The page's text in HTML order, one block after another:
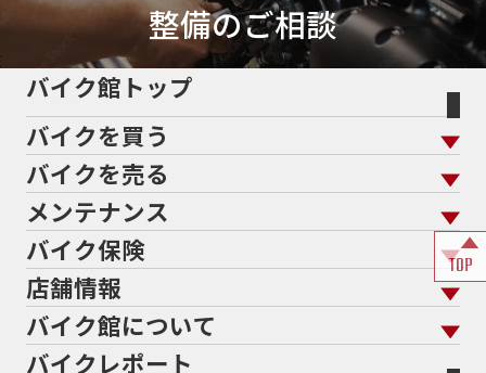
整備のご相談
バイク館トップ
バイクを買う
バイクを買う トップ
バイクを探す
メーカーから探す
色から探す
走行距離から探す
中古車から探す
バイクを売る
バイクを売る トップ
バイク館買取の強み
バイクを高く売るコツ
バイク買取の流れ
よくあるご質問
バイク買取強化車両
オンライン査定フォーム
メンテナンス
メンテナンス トップ
バイク点検
バイク車検
プロテクションフィルム
バイク保険
バイク保険 トップ
自賠責保険
店舗情報
店舗情報 トップ
バイク館について
バイクレポート
TOP